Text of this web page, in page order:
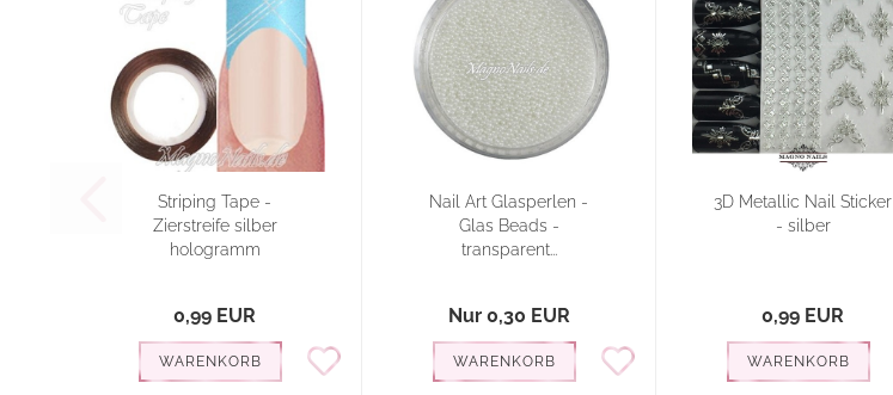
Striping Tape -
Zierstreife silber
hologramm
0,99 EUR
WARENKORB
Nail Art Glasperlen -
Glas Beads -
transparent...
Nur 0,30 EUR
WARENKORB
3D Metallic Nail Sticker
- silber
0,99 EUR
WARENKORB